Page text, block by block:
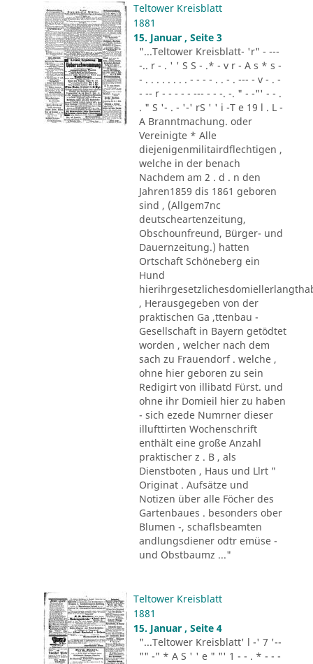
Teltower Kreisblatt
1881
15. Januar , Seite 3
"...Teltower Kreisblatt- 'r" - ---
-.. r - . ' ' S S - .* - v r - A s * s -
- . . . . . . . . - - - - . . - . --- - v - . -
- -- r - - - - - --- - - -. -. " - -"' - - .
. " S '- . - '-' rS ' ' i -T e 19 l . L -
A Branntmachung. oder
Vereinigte * Alle
diejenigenmilitairdflechtigen ,
welche in der benach
Nachdem am 2 . d . n den
Jahren1859 dis 1861 geboren
sind , (Allgem7nc
deutscheartenzeitung,
Obschounfreund, Bürger- und
Dauernzeitung.) hatten
Ortschaft Schöneberg ein
Hund
, Herausgegeben von der
praktischen Ga ,ttenbau -
Gesellschaft in Bayern getödtet
worden , welcher nach dem
sach zu Frauendorf . welche ,
ohne hier geboren zu sein
Redigirt von illibatd Fürst. und
ohne ihr Domieil hier zu haben
- sich ezede Numrner dieser
illufttirten Wochenschrift
enthält eine große Anzahl
praktischer z . B , als
Dienstboten , Haus und Llrt "
Originat . Aufsätze und
Notizen über alle Föcher des
Gartenbaues . besonders ober
Blumen -, schaflsbeamten
andlungsdiener odtr emüse -
und Obstbaumz ..."
Teltower Kreisblatt
1881
15. Januar , Seite 4
"...Teltower Kreisblatt' l -' 7 '--
"" -" * A S ' ' e " "' 1 - - . * - - -